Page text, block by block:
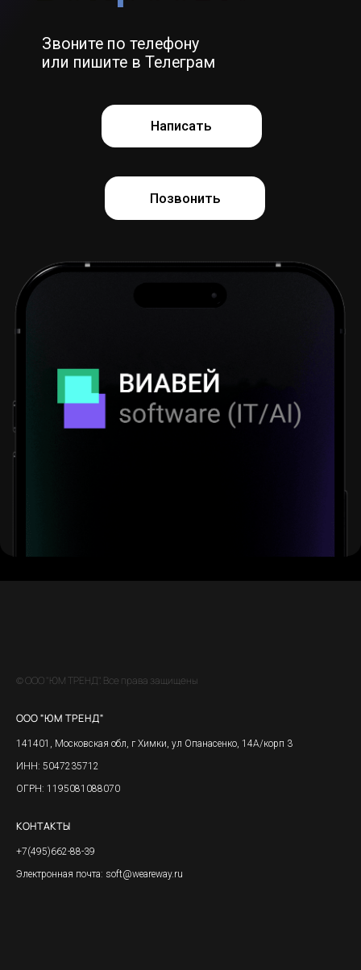
© ООО "ЮМ ТРЕНД". Все права защищены
ООО "ЮМ ТРЕНД"
141401, Московская обл, г Химки, ул Опанасенко, 14А/корп 3
ИНН: 5047235712
ОГРН: 1195081088070
КОНТАКТЫ
+7(495)662-88-39
Электронная почта: soft@weareway.ru